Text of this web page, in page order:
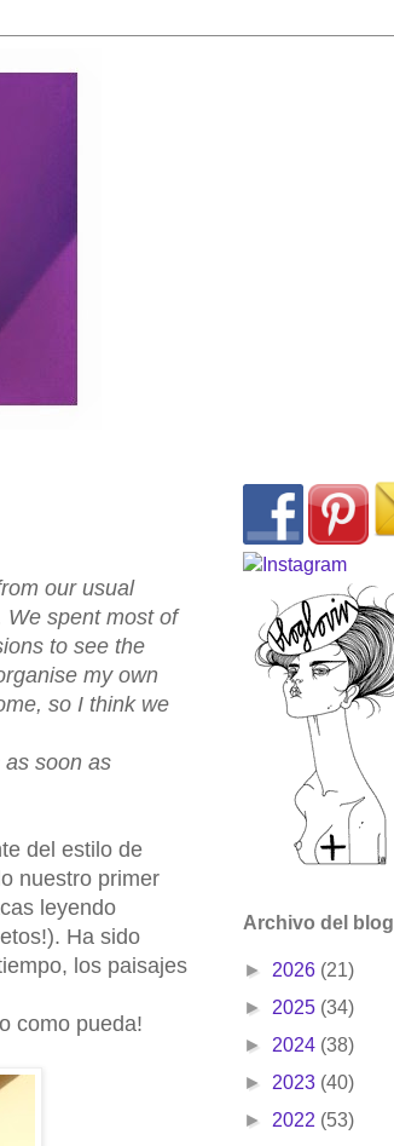
our usual
We spent most of
to see the
my own
so I think we
soon as
del estilo de
nuestro primer
leyendo
Ha sido
los paisajes
como pueda!
Archivo del blog
► 2026 (21)
► 2025 (34)
► 2024 (38)
► 2023 (40)
► 2022 (53)